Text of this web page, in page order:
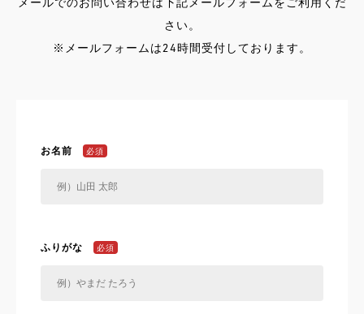
さい。
※メールフォームは24時間受付しております。
お名前 必須
ふりがな 必須